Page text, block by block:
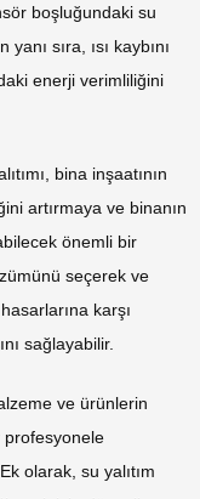
boşluğundaki su
sıra, ısı kaybını
enerji verimliliğini
bina inşaatının
artırmaya ve binanın
önemli bir
seçerek ve
karşı
sağlayabilir.
ve ürünlerin
profesyonele
olarak, su yalıtım